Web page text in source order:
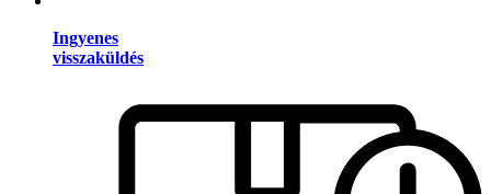
Ingyenes
visszaküldés